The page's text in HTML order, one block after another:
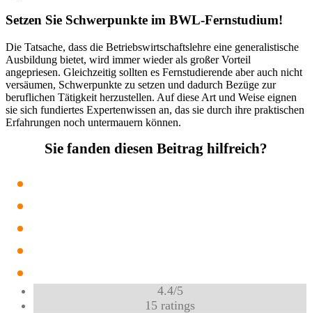
Setzen Sie Schwerpunkte im BWL-Fernstudium!
Die Tatsache, dass die Betriebswirtschaftslehre eine generalistische
Ausbildung bietet, wird immer wieder als großer Vorteil
angepriesen. Gleichzeitig sollten es Fernstudierende aber auch nicht
versäumen, Schwerpunkte zu setzen und dadurch Bezüge zur
beruflichen Tätigkeit herzustellen. Auf diese Art und Weise eignen
sie sich fundiertes Expertenwissen an, das sie durch ihre praktischen
Erfahrungen noch untermauern können.
Sie fanden diesen Beitrag hilfreich?
4.4/5
15 ratings